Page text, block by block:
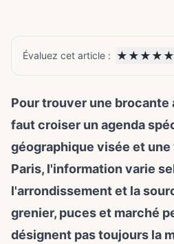
Évaluez cet article : ★ ★ ★ ★ ★
Pour trouver une brocante
faut croiser un agenda
géographique visée et
Paris, l'information varie
l'arrondissement et la
grenier, puces et marché
désignent pas toujours la